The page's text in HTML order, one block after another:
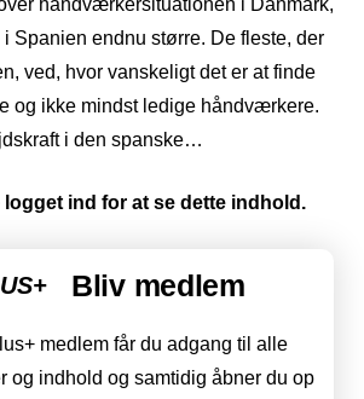
Spanien endnu større. De fleste, der
ved, hvor vanskeligt det er at finde
og ikke mindst ledige håndværkere.
i den spanske…
ind for at se dette indhold.
Bliv medlem
medlem får du adgang til alle
og indhold og samtidig åbner du op